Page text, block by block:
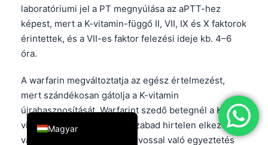
laboratóriumi jel a PT megnyúlása az aPTT-hez
képest, mert a K-vitamin-függő II, VII, IX és X faktorok
érintettek, és a VII-es faktor felezési ideje kb. 4–6
óra.
A warfarin megváltoztatja az egész értelmezést,
mert szándékosan gátolja a K-vitamin
újrahasznosítását. Warfarint szedő betegnél a K-
vitamin-kiegészítést nem szabad hirtelen elkezdeni
vagy abbahagyni a kezelőorvossal való egyeztetés
Magyar
English
Deutsch
עִבְרִית
Italiano